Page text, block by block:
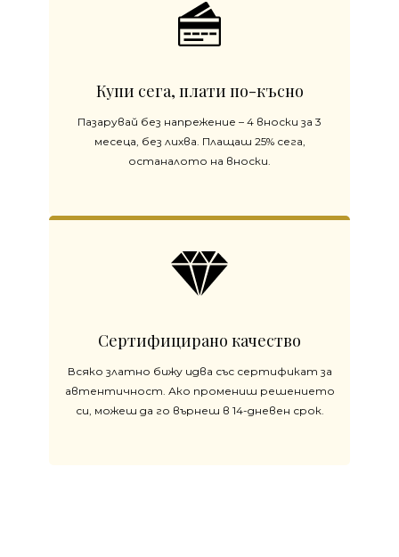
Купи сега, плати по-късно
Пазарувай без напрежение – 4 вноски за 3
месеца, без лихва. Плащаш 25% сега,
останалото на вноски.
Сертифицирано качество
Всяко златно бижу идва със сертификат за
автентичност. Ако промениш решението
си, можеш да го върнеш в 14-дневен срок.